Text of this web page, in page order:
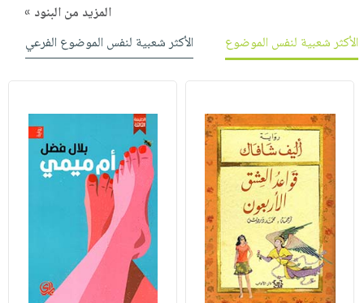
المزيد من البنود »
الأكثر شعبية لنفس الموضوع
الأكثر شعبية لنفس الموضوع الفرعي